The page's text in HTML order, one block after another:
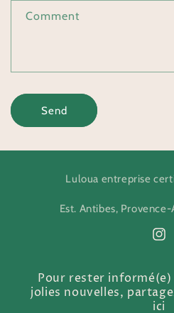
Comment
Send
Luloua entreprise
Est. Antibes,
Pour rester informé(e)
jolies nouvelles,
ici